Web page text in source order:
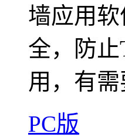
墙应用
全，防
用，有
PC版